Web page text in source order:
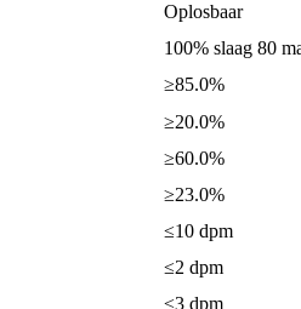
Oplosbaar
100% slaag 80
≥85.0%
≥20.0%
≥60.0%
≥23.0%
≤10 dpm
≤2 dpm
≤3 dpm